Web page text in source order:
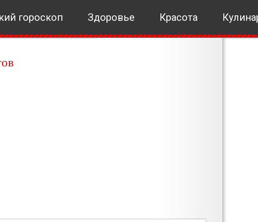
гороскоп Здоровье Красота